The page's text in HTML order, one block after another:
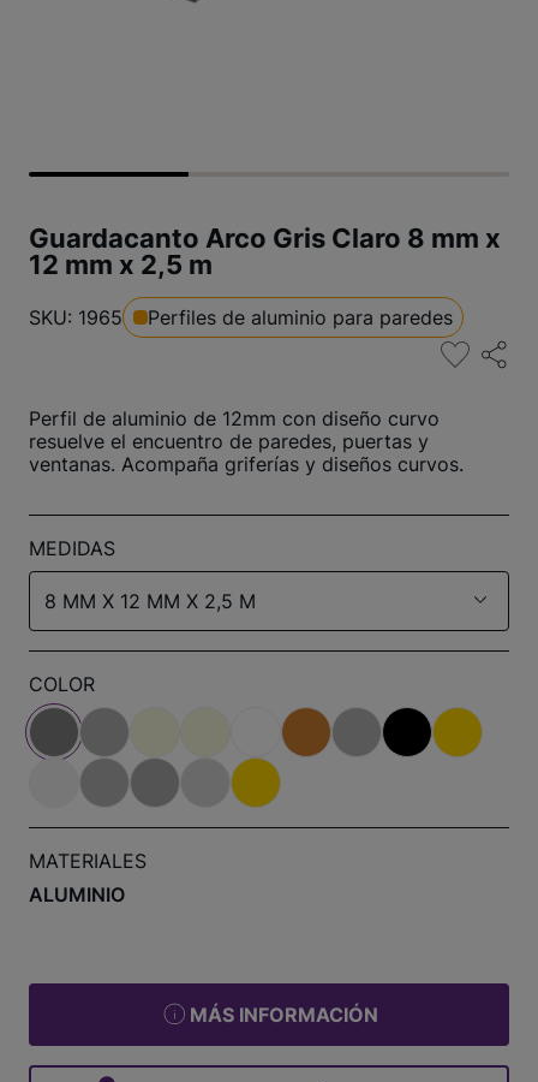
Guardacanto Arco Gris Claro 8 mm x
12 mm x 2,5 m
SKU: 1965 Perfiles de aluminio para paredes
Perfil de aluminio de 12mm con diseño curvo
resuelve el encuentro de paredes, puertas y
ventanas. Acompaña griferías y diseños curvos.
MEDIDAS
8 MM X 12 MM X 2,5 M
COLOR
MATERIALES
ALUMINIO
MÁS INFORMACIÓN